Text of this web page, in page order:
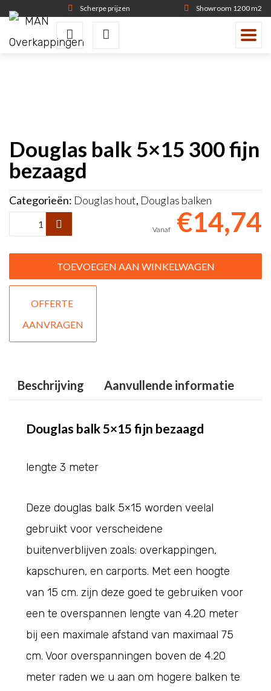
Scherpe prijzen Showroom 1200 m2
Douglas balk 5×15 300 fijn
bezaagd
Categorieën: Douglas hout, Douglas balken
€14,74
Douglas
300
bezaagd
TOEVOEGEN AAN WINKELWAGEN
OFFERTE
AANVRAGEN
Beschrijving Aanvullende informatie
Douglas balk 5×15 fijn bezaagd
lengte 3 meter
Deze douglas balk 5×15 worden veelal
gebruikt voor verscheidene
buitenverblijven zoals: overkappingen,
kapschuren, en carports. Met een hoogte
van 15 cm. zijn deze goed te gebruiken voor
een te overspannen lengte van 4.20 meter
bij een maximale afstand van maximaal 75
cm. Voor overspanningen boven de 4.20
meter raden we u aan om hogere balken te